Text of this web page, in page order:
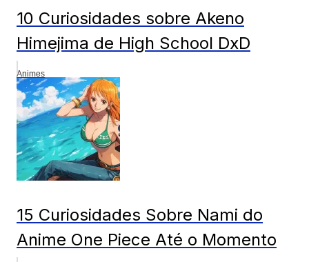
10 Curiosidades sobre Akeno
Himejima de High School DxD
Animes
15 Curiosidades Sobre Nami do
Anime One Piece Até o Momento